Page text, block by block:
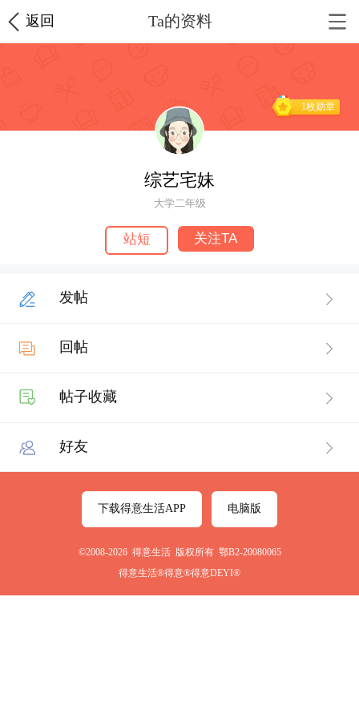
返回 Ta的资料
1枚勋章
综艺宅妹
大学二年级
站短 关注TA
发帖
回帖
帖子收藏
好友
下载得意生活APP 电脑版
©2008-2026 得意生活 版权所有 鄂B2-20080065
得意生活®得意®得意DEYI®